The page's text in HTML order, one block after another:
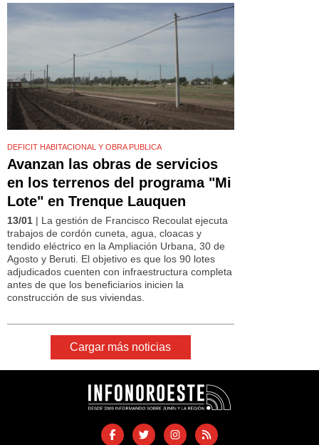
DEFICIT HABITACIONAL Y OBRA PUBLICA
Avanzan las obras de servicios
en los terrenos del programa "Mi
Lote" en Trenque Lauquen
13/01 | La gestión de Francisco Recoulat ejecuta
trabajos de cordón cuneta, agua, cloacas y
tendido eléctrico en la Ampliación Urbana, 30 de
Agosto y Beruti. El objetivo es que los 90 lotes
adjudicados cuenten con infraestructura completa
antes de que los beneficiarios inicien la
construcción de sus viviendas.
Cargar más noticias